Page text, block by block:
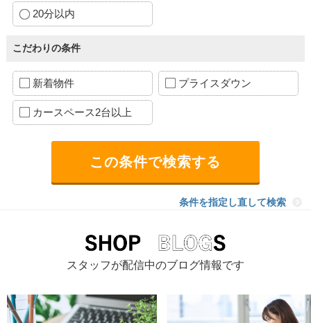
20分以内
こだわりの条件
新着物件 プライスダウン
カースペース2台以上
条件を指定し直して検索
スタッフが配信中のブログ情報です